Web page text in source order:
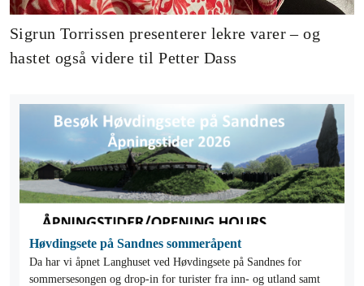
Sigrun Torrissen presenterer lekre varer – og
hastet også videre til Petter Dass
Høvdingsete på Sandnes sommeråpent
Da har vi åpnet Langhuset ved Høvdingsete på Sandnes for
sommersesongen og drop-in for turister fra inn- og utland samt